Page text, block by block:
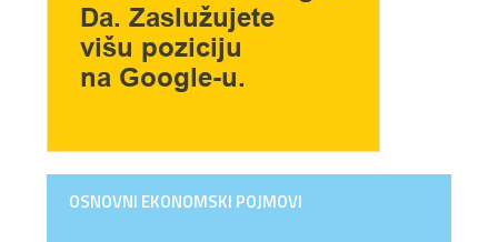
OSNOVNI EKONOMSKI POJMOVI